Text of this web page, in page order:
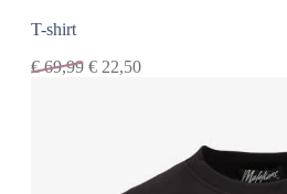
T-shirt
€69,99 € 22,50